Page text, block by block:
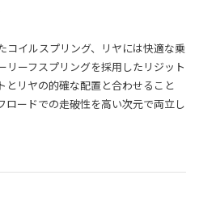
コイルスプリング、リヤには快適な乗
リーフスプリングを採用したリジット
とリヤの的確な配置と合わせること
ロードでの走破性を高い次元で両立し